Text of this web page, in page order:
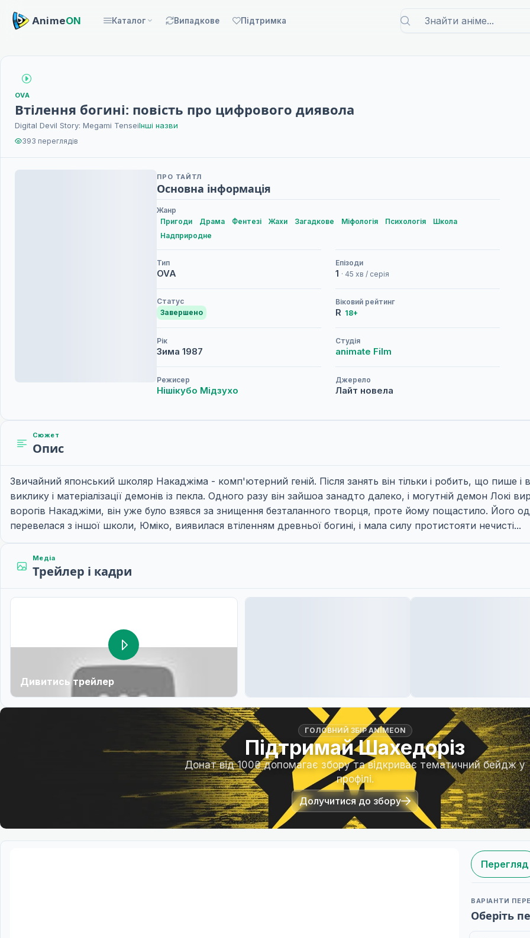
AnimeON Каталог Випадкове Підтримка
OVA
Втілення богині: повість про цифрового диявола
Digital Devil Story: Megami TenseiІнші назви
393 переглядів
ПРО ТАЙТЛ
Основна інформація
Жанр
Пригоди
Драма Фентезі Жахи Загадкове Міфологія Психологія
Школа
Надприродне
Тип
OVA
Епізоди
1 · 45 хв / серія
Статус
Завершено
Віковий рейтинг
R 18+
Рік
Зима 1987
Студія
animate Film
Режисер
Нішікубо Мідзухо
Джерело
Лайт новела
Сюжет
Опис
Звичайний японський школяр Накаджіма - комп'ютерний геній. Після занять він тільки і робить, що пише
виклику і матеріалізації демонів із пекла. Одного разу він зайшоа занадто далеко, і могутній демон
ворогів Накаджіми, він уже було взявся за знищення безталанного творця, проте йому пощастило. Його
перевелася з іншої школи, Юміко, виявилася втіленням древньої богині, і мала силу протистояти нечисті...
Медіа
Трейлер і кадри
Дивитись трейлер
ГОЛОВНИЙ ЗБІР ANIMEON
Підтримай Шахедоріз
Донат від 100₴ допомагає збору та відкриває тематичний бейдж у
профілі.
Долучитися до збору
Перегляд
ВАРІАНТИ
Оберіть